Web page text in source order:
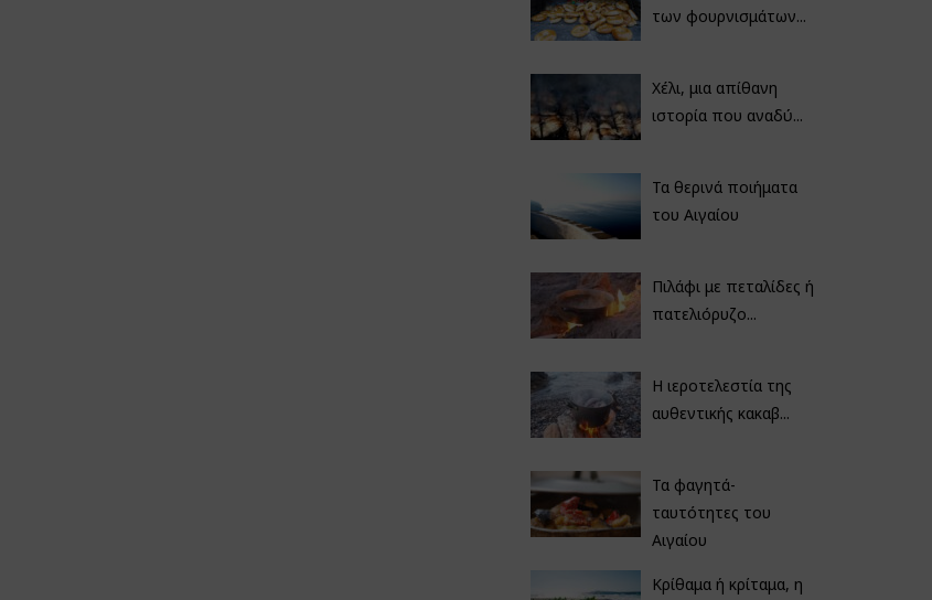
των φουρνισμάτων...
Χέλι, μια απίθανη
ιστορία που αναδύ...
Τα θερινά ποιήματα
του Αιγαίου
Πιλάφι με πεταλίδες ή
πατελιόρυζο...
Η ιεροτελεστία της
αυθεντικής κακαβ...
Τα φαγητά-
ταυτότητες του
Αιγαίου
Κρίθαμα ή κρίταμα, η